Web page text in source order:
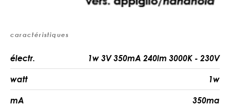
caractéristiques
électr. 1w 3V 350mA 240lm 3000K - 230V
watt 1w
mA 350ma